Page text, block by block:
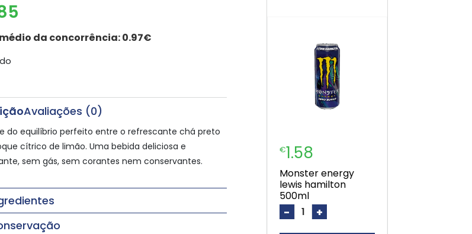
da concorrência:0.97€
Avaliações (0)
do equilíbrio perfeito entre o refrescante chá preto
cítrico de limão. Uma bebida deliciosa e
sem gás, sem corantes nem conservantes.
€1.58
monster energy
lewis hamilton
500ml
- +